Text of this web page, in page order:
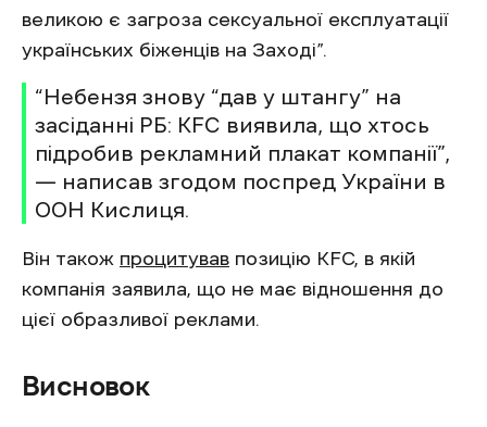
великою є загроза сексуальної експлуатації
українських біженців на Заході”.
“Небензя знову “дав у штангу” на
засіданні РБ: KFC виявила, що хтось
підробив рекламний плакат компанії”,
— написав згодом поспред України в
ООН Кислиця.
Він також процитував позицію KFC, в якій
компанія заявила, що не має відношення до
цієї образливої реклами.
Висновок